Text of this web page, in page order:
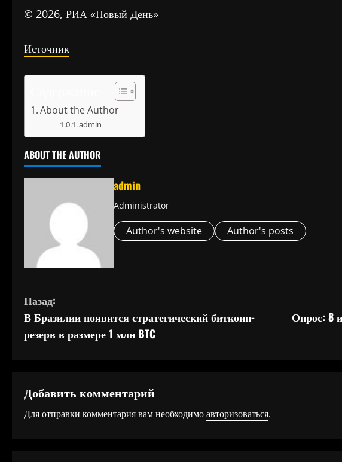
© 2026, РИА «Новый День»
Источник
About the Author
admin
ABOUT THE AUTHOR
admin
Administrator
Author's website Author's posts
П
р
о
Назад:
В Бразилии появится стратегический биткоин-
резерв в размере 1 млн BTC
Опрос: 8
Добавить комментарий
Для отправки комментария вам необходимоавторизоваться.